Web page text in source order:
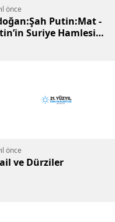
önce
Putin:Mat -
Suriye Hamlesi
önce
ve Dürziler